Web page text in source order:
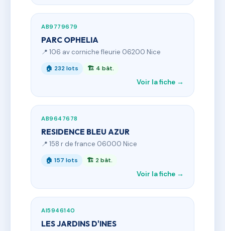
AB9779679
PARC OPHELIA
📍 106 av corniche fleurie 06200 Nice
🏠 232 lots 🏗 4 bât.
Voir la fiche →
AB9647678
RESIDENCE BLEU AZUR
📍 158 r de france 06000 Nice
🏠 157 lots 🏗 2 bât.
Voir la fiche →
AI5946140
LES JARDINS D'INES